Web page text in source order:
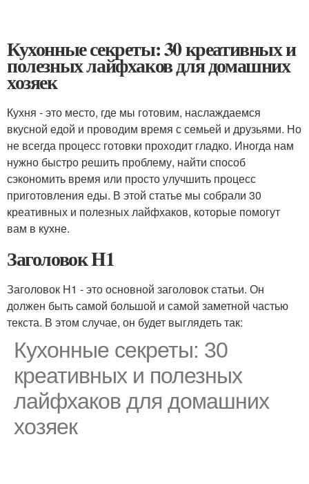
Кухонные секреты: 30 креативных и
полезных лайфхаков для домашних
хозяек
Кухня - это место, где мы готовим, наслаждаемся
вкусной едой и проводим время с семьей и друзьями. Но
не всегда процесс готовки проходит гладко. Иногда нам
нужно быстро решить проблему, найти способ
сэкономить время или просто улучшить процесс
приготовления еды. В этой статье мы собрали 30
креативных и полезных лайфхаков, которые помогут
вам в кухне.
Заголовок H1
Заголовок H1 - это основной заголовок статьи. Он
должен быть самой большой и самой заметной частью
текста. В этом случае, он будет выглядеть так:
Кухонные секреты: 30
креативных и полезных
лайфхаков для домашних
хозяек